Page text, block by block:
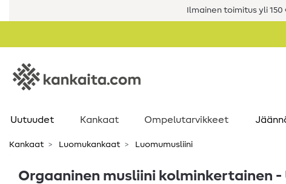
Ilmainen toimitus yli
Uutuudet Kankaat Ompelutarvikkeet
Kankaat Luomukankaat Luomumusliini
Orgaaninen musliini kolminkertainen -